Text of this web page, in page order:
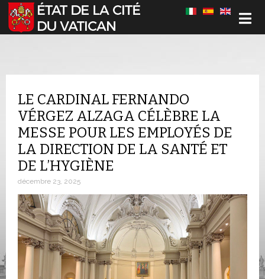
Sélectionnez votre langue
LE CARDINAL FERNANDO
VÉRGEZ ALZAGA CÉLÈBRE LA
MESSE POUR LES EMPLOYÉS DE
LA DIRECTION DE LA SANTÉ ET
DE L’HYGIÈNE
décembre 23, 2025